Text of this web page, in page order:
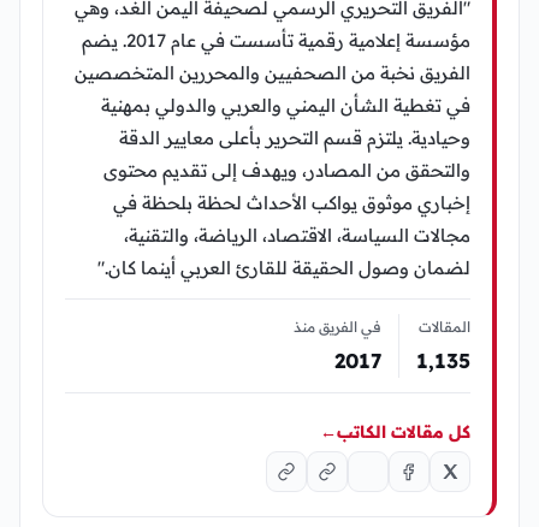
"الفريق التحريري الرسمي لصحيفة اليمن الغد، وهي
مؤسسة إعلامية رقمية تأسست في عام 2017. يضم
الفريق نخبة من الصحفيين والمحررين المتخصصين
في تغطية الشأن اليمني والعربي والدولي بمهنية
وحيادية. يلتزم قسم التحرير بأعلى معايير الدقة
والتحقق من المصادر، ويهدف إلى تقديم محتوى
إخباري موثوق يواكب الأحداث لحظة بلحظة في
مجالات السياسة، الاقتصاد، الرياضة، والتقنية،
لضمان وصول الحقيقة للقارئ العربي أينما كان."
المقالات
1٬135
في الفريق منذ
2017
كل مقالات الكاتب←